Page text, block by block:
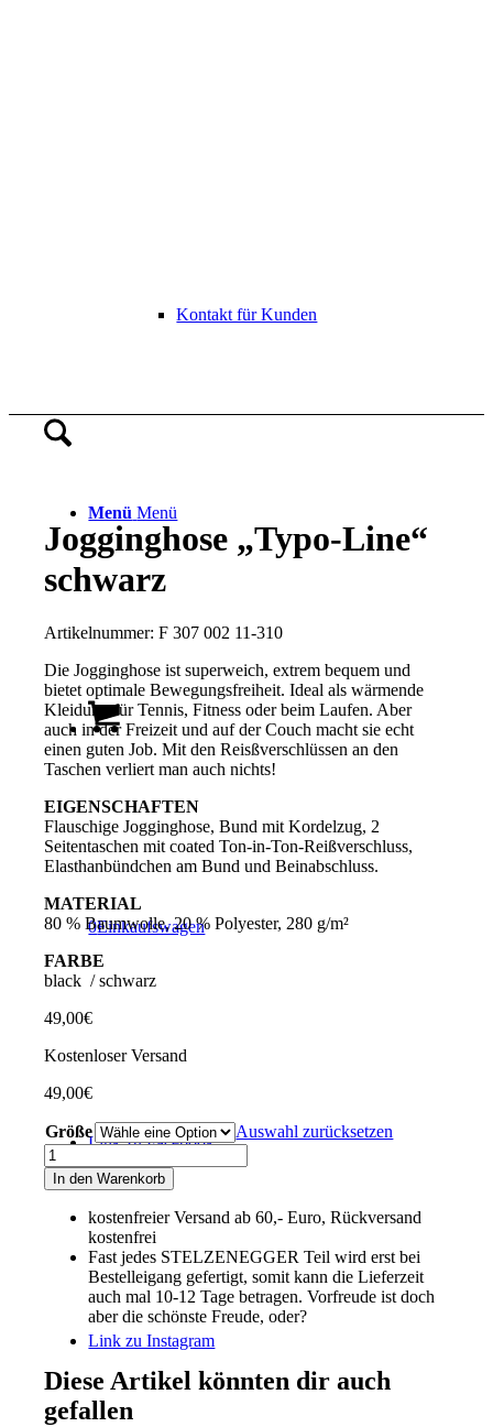
Kontakt für Kunden
Menü Menü
0Einkaufswagen
Link zu Facebook
Link zu Instagram
Jogginghose „Typo-Line“
schwarz
Artikelnummer:F 307 002 11-310
Die Jogginghose ist superweich, extrem bequem und
bietet optimale Bewegungsfreiheit. Ideal als wärmende
Kleidung für Tennis, Fitness oder beim Laufen. Aber
auch in der Freizeit und auf der Couch macht sie echt
einen guten Job. Mit den Reisßverschlüssen an den
Taschen verliert man auch nichts!
EIGENSCHAFTEN
Flauschige Jogginghose, Bund mit Kordelzug, 2
Seitentaschen mit coated Ton-in-Ton-Reißverschluss,
Elasthanbündchen am Bund und Beinabschluss.
MATERIAL
80 % Baumwolle, 20 % Polyester, 280 g/m²
FARBE
black / schwarz
49,00€
Kostenloser Versand
49,00€
Größe
Auswahl zurücksetzen
Jogginghose
„Typo-
Line“
schwarz
Menge
In den Warenkorb
kostenfreier Versand ab 60,- Euro, Rückversand
kostenfrei
Fast jedes STELZENEGGER Teil wird erst bei
Bestelleigang gefertigt, somit kann die Lieferzeit
auch mal 10-12 Tage betragen. Vorfreude ist doch
aber die schönste Freude, oder?
Diese Artikel könnten dir auch
gefallen